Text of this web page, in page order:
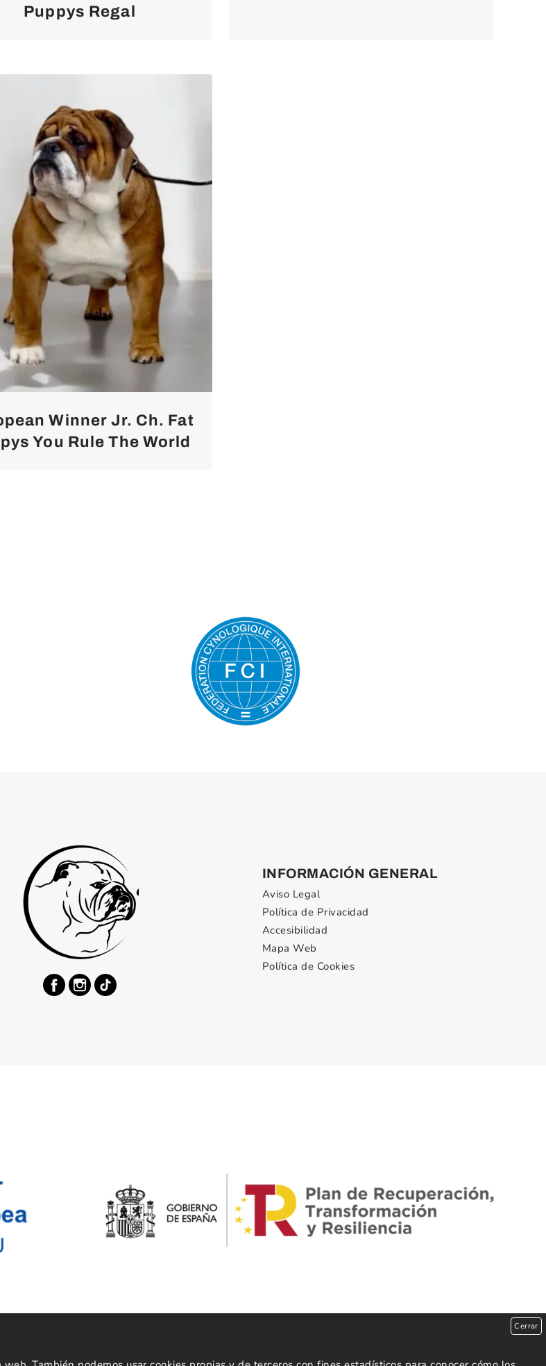
Puppys Regal
Winner Jr. Ch. Fat
You Rule The World
INFORMACIÓN GENERAL
Aviso Legal
Política de Privacidad
Accesibilidad
Mapa Web
Política de Cookies
Cerrar